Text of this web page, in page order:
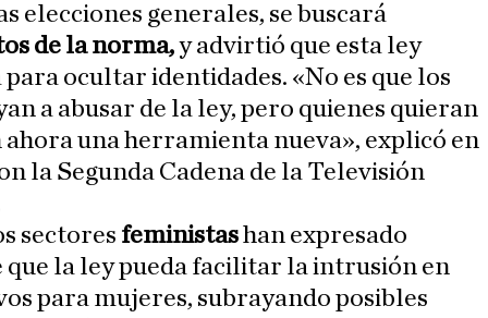
elecciones generales, se buscará
de la norma,y advirtió que esta ley
ocultar identidades. «No es que los
a abusar de la ley, pero quienes quieran
una herramienta nueva», explicó en
la Segunda Cadena de la Televisión
sectores feministashan expresado
que la ley pueda facilitar la intrusión en
para mujeres, subrayando posibles